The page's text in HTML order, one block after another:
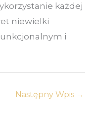
każdej
niewielki
i
Następny Wpis →